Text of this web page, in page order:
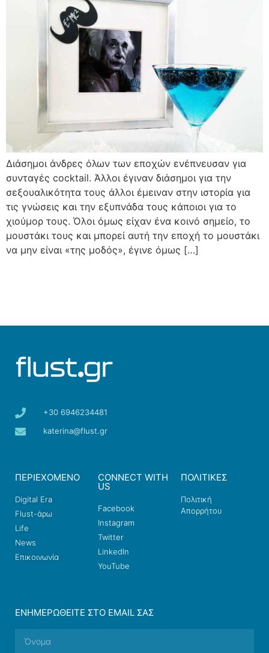
Διάσημοι άνδρες όλων των εποχών ενέπνευσαν για
συνταγές cocktail. Άλλοι έγιναν διάσημοι για την
σεξουαλικότητα τους άλλοι έμειναν στην ιστορία για
τις γνώσεις και την εξυπνάδα τους κάποιοι για το
χιούμορ τους. Όλοι όμως είχαν ένα κοινό σημείο, το
μουστάκι τους και μπορεί αυτή την εποχή το μουστάκι
να μην είναι «της μοδός», έγινε όμως […]
+30 6946234481
katerina@flust.gr
ΠΕΡΙΕΧΟΜΕΝΟ
Digital Era
Flust-άρω
Life
News
Επικοινωνία
CONNECT WITH
US
Facebook
Instagram
Twitter
LinkedIn
YouTube
ΠΟΛΙΤΙΚΕΣ
Πολιτική
Απορρήτου
ΕΝΗΜΕΡΩΘΕΊΤΕ ΣΤΟ EMAIL ΣΑΣ